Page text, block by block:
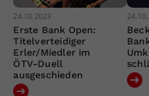
24.10.2023
Erste Bank Open:
Titelverteidiger
Erler/Miedler im
ÖTV-Duell
ausgeschieden